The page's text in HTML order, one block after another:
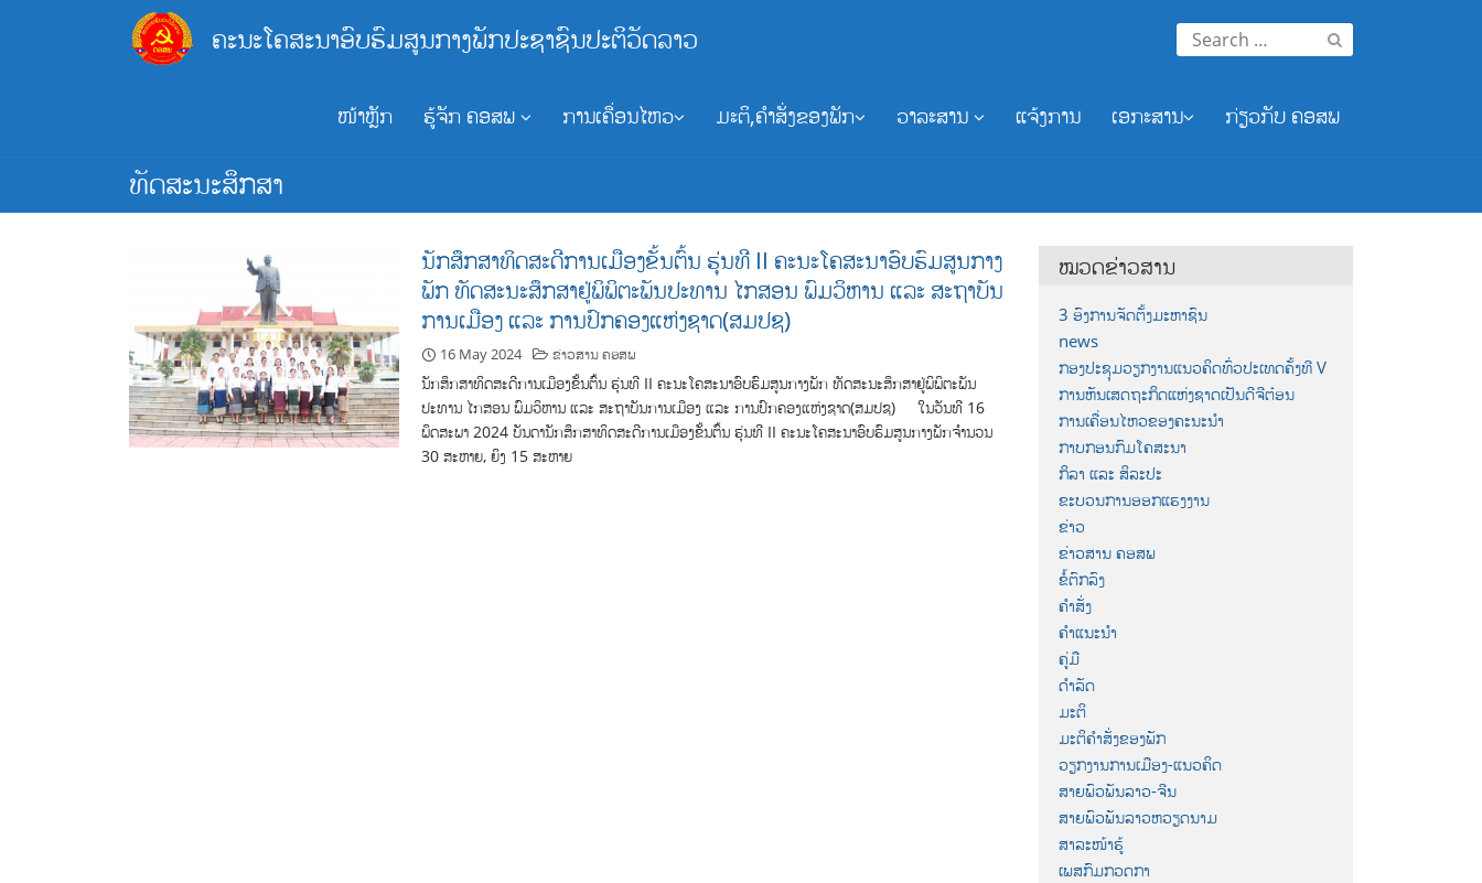
ຄະນະໂຄສະນາອົບຮົມສູນກາງພັກປະຊາຊົນປະຕິວັດລາວ
Search
for:
ໜ້າຫຼັກ ຮູ້ຈັກ ຄອສພ ການເຄື່ອນໄຫວ ມະຕິ,ຄຳສັ່ງຂອງພັກ ວາລະສານ ແຈ້ງການ ເອກະສານ ກ່ຽວກັບ ຄອສພ
ທັດສະນະສຶກສາ
ນັກສຶກສາທິດສະດີການເມືອງຂັ້ນຕົ້ນ ຮຸ່ນທີ II ຄະນະໂຄສະນາອົບຮົມສູນກາງ
ພັກ ທັດສະນະສຶກສາຢູ່ພິພິຕະພັນປະທານ ໄກສອນ ພົມວິຫານ ແລະ ສະຖາບັນ
ການເມືອງ ແລະ ການປົກຄອງແຫ່ງຊາດ(ສມປຊ)
16 May 2024 ຂ່າວສານ ຄອສພ
ນັກສຶກສາທິດສະດີການເມືອງຂັ້ນຕົ້ນ ຮຸ່ນທີ II ຄະນະໂຄສະນາອົບຮົມສູນກາງພັກ ທັດສະນະສຶກສາຢູ່ພິພິຕະພັນ
ປະທານ ໄກສອນ ພົມວິຫານ ແລະ ສະຖາບັນການເມືອງ ແລະ ການປົກຄອງແຫ່ງຊາດ(ສມປຊ) ໃນວັນທີ 16
ພຶດສະພາ 2024 ບັນດານັກສຶກສາທິດສະດີການເມືອງຂັ້ນຕົ້ນ ຮຸ່ນທີ II ຄະນະໂຄສະນາອົບຮົມສູນກາງພັກຈໍານວນ
30 ສະຫາຍ, ຍິງ 15 ສະຫາຍ
ໝວດຂ່າວສານ
3 ອົງການຈັດຕັ້ງມະຫາຊົນ
news
ກອງປະຊຸມວຽກງານແນວຄິດທົ່ວປະເທດຄັ້ງທີ V
ການຫັນເສດຖະກິດແຫ່ງຊາດເປັນດີຈີຕ໋ອນ
ການເຄື່ອນໄຫວຂອງຄະນະນຳ
ກາບກອນກົມໂຄສະນາ
ກິລາ ແລະ ສິລະປະ
ຂະບວນການອອກແຮງງານ
ຂ່າວ
ຂ່າວສານ ຄອສພ
ຂໍ້ຕົກລົງ
ຄຳສັ່ງ
ຄຳແນະນຳ
ຄູ່ມື
ດຳລັດ
ມະຕິ
ມະຕິຄຳສັ່ງຂອງພັກ
ວຽກງານການເມືອງ-ແນວຄິດ
ສາຍພົວພັນລາວ-ຈີນ
ສາຍພົວພັນລາວຫວຽດນາມ
ສາລະໜ້າຮູ້
ເພສກົມກວດກາ